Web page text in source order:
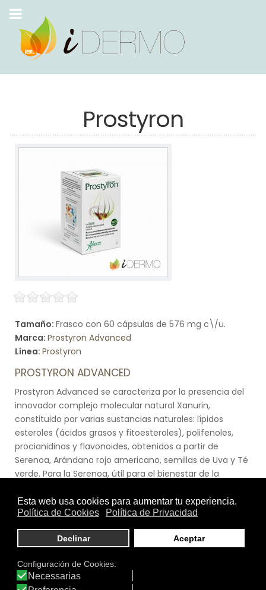
Prostyron
Tamaño: Frasco con 60 cápsulas de 576 mg c\/u.
Marca: Prostyron Advanced
Línea: Prostyron
PROSTYRON ADVANCED
Prostyron Advanced se caracteriza por la presencia del
innovador complejo molecular natural Xanurin,
constituido por varias sustancias naturales: lípidos
esteroles (ácidos grasos y fitoesteroles), polifenoles,
procianidinas y flavonoides, obtenidos a partir de
Serenoa, Arándano rojo americano, semillas de Uva y Té
verde. Para la Serenoa, útil para el bienestar de la
extracto exclusivo caracterizado no solo por su
contenido en lípidos esteroles, sino también en
polifenoles. El Té verde ejerce una acción en el bienestar
de las vías urinarias, y extracto de semillas de Uva es útil
radicales libres, y de Arándano rojo americano.
Completan su formulación los aceites esenciales de